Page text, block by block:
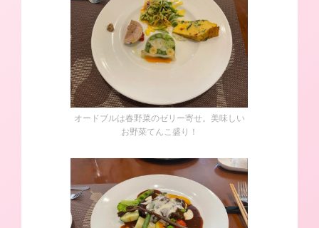
オードブルは春野菜のゼリー寄せ。美味しい
お野菜てんこ盛り！